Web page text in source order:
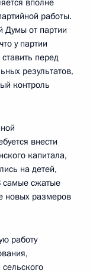
работы.
Думы от партии
у партии
перед
результатов,
контроль
внести
капитала,
на детей,
самые сжатые
новых размеров
работу